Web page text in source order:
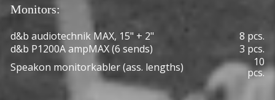
Monitors:
d&b audiotechnik MAX, 15" + 2"
8 pcs.
d&b P1200A ampMAX (6 sends)
3 pcs.
Speakon monitorkabler (ass. lengths)
10
pcs.